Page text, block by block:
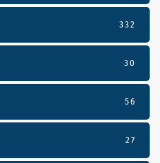
332
30
56
27